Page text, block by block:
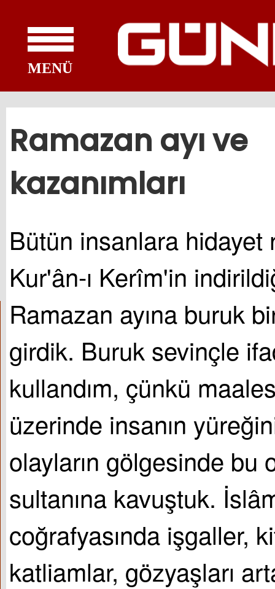
MENÜ
Ramazan ayı ve
kazanımları
Bütün insanlara hidayet
Kur'ân-ı Kerîm'in
Ramazan ayına buruk
girdik. Buruk sevinçle
kullandım, çünkü
üzerinde insanın
olayların gölgesinde bu
sultanına kavuştuk.
coğrafyasında işgaller,
katliamlar, gözyaşları